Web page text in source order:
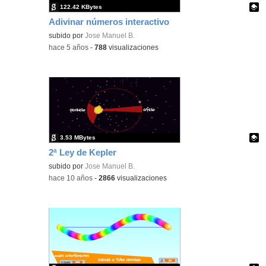
Adivinar números interactivo
Contenido educativo.
subido porJose Manuel B.
122.42 KBytes
-hace 5 años -788 visualizaciones
2ª Ley de Kepler
Contenido educativo.
subido porJose Manuel B.
3.53 MBytes
-hace 10 años -2866 visualizaciones